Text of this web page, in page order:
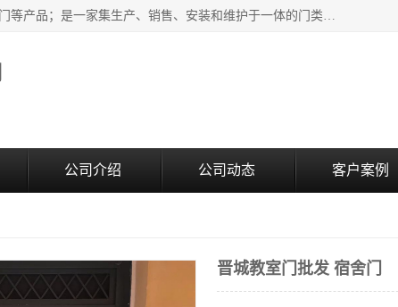
安徽奇道智能门业有限公司是隔音门厂家主营合肥快速门、电动提升门等产品；是一家集生产、销售、安装和维护于一体的门类产品供应商，公司拥有二十多名技术人员。产品种类丰富，各项性能均符合设计要求，可广泛应用于各行各业。的服务团队，24小时服务。
公司介绍 公司动态 客户案例
晋城教室门批发 宿舍门